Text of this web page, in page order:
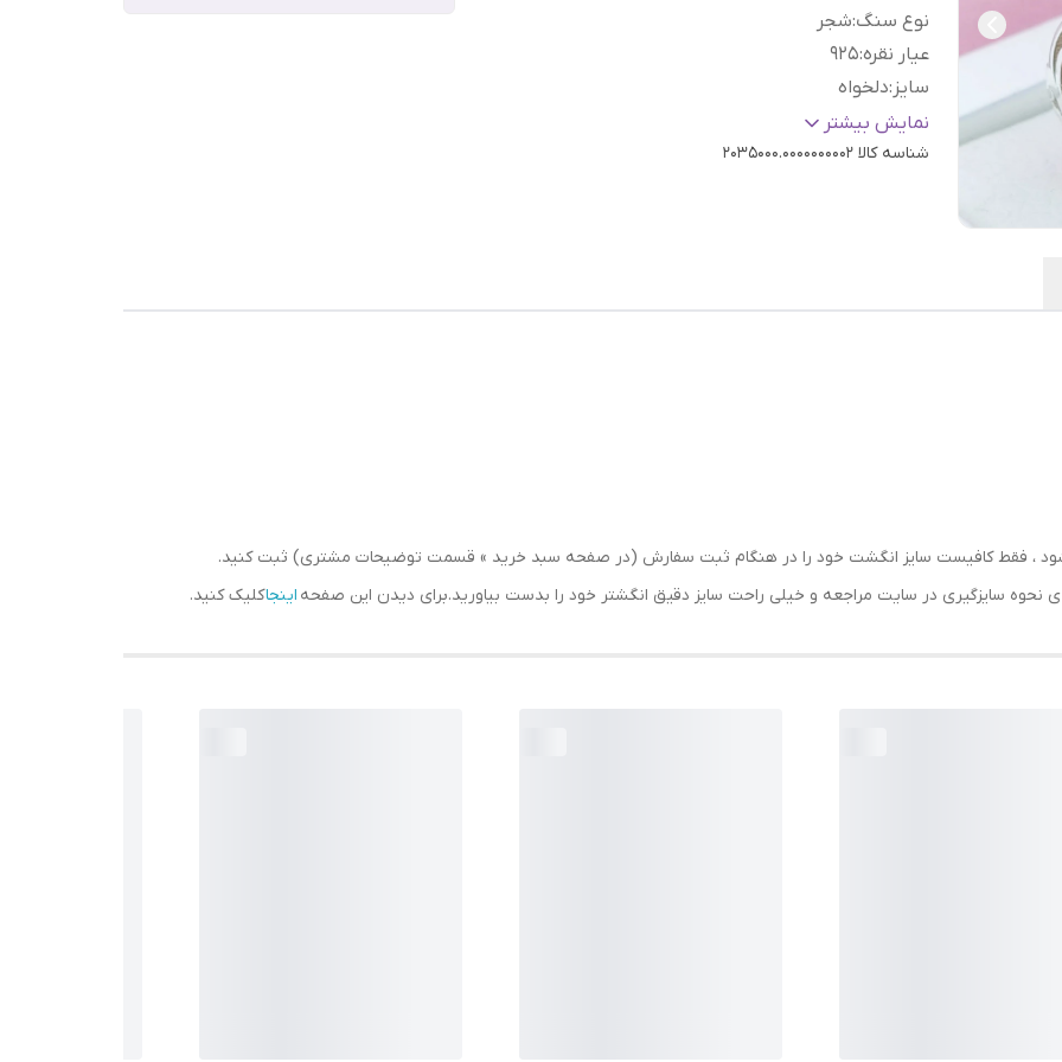
نوع سنگ:شجر
عیار نقره:
925
سایز :دلخواه
رنگ نگین:سفیدنمایش بیشتر
شناسه کالا 2035000.0000000002
شود ، فقط کافیست سایز انگشت خود را در هنگام ثبت سفارش (در صفحه سبد خرید » قسمت توضیحات مشتری) ثبت کنید.
نحوه سایزگیری در سایت مراجعه و خیلی راحت سایز دقیق انگشتر خود را بدست بیاورید.برای دیدن این صفحه اینجاکلیک کنید.